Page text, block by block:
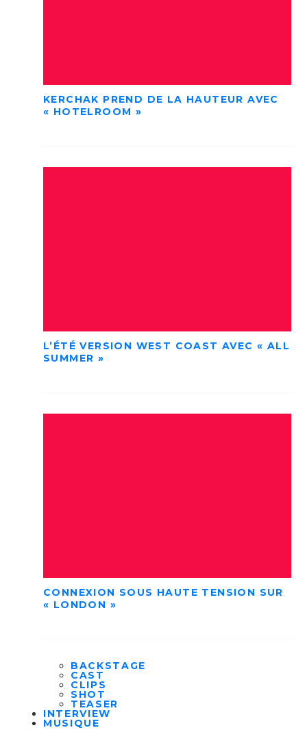
KERCHAK PREND DE LA HAUTEUR AVEC
« HOTELROOM »
L’ÉTÉ VERSION WEST COAST AVEC « ALL
SUMMER »
CONNEXION SOUS HAUTE TENSION SUR
« LONDON »
BACKSTAGE
CAST
CLIPS
SHOT
TEASER
INTERVIEW
MUSIQUE